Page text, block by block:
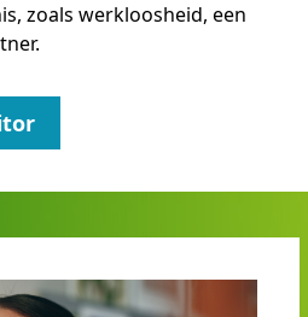
zoals werkloosheid, een